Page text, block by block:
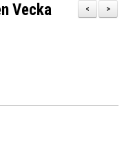
>
<
Vecka